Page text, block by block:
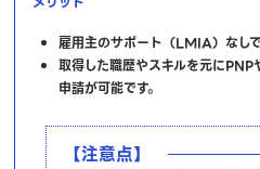
雇用主のサポート（LMIA）なし
取得した職歴やスキルを元に
申請が可能です。
【注意点】